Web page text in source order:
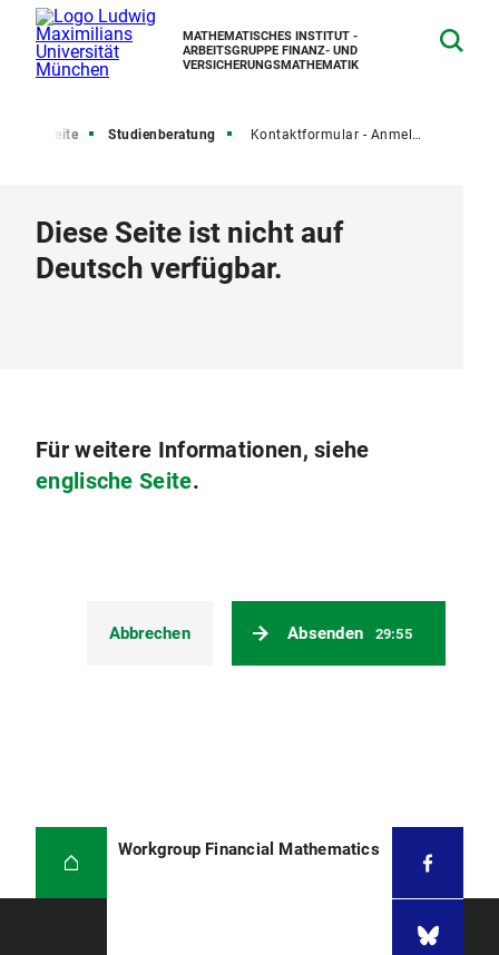
MATHEMATISCHES INSTITUT -
ARBEITSGRUPPE FINANZ- UND
VERSICHERUNGSMATHEMATIK
Startseite Studienberatung Kontaktformular - Anmeldung zur Abschlussarbeit
Diese Seite ist nicht auf
Deutsch verfügbar.
Für weitere Informationen, siehe
englische Seite.
Absenden 29:55
Abbrechen
Workgroup Financial Mathematics